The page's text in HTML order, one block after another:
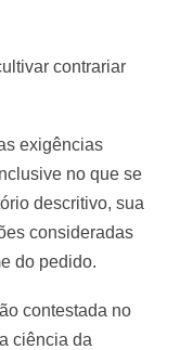
contrariar
exigências
no que se
descritivo, sua
consideradas
do pedido.
contestada no
ciência da